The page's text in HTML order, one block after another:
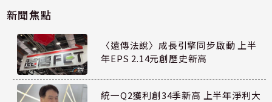
新聞焦點
〈遠傳法說〉成長引擎同步啟動 上半
年EPS 2.14元創歷史新高
統一Q2獲利創34季新高 上半年淨利大